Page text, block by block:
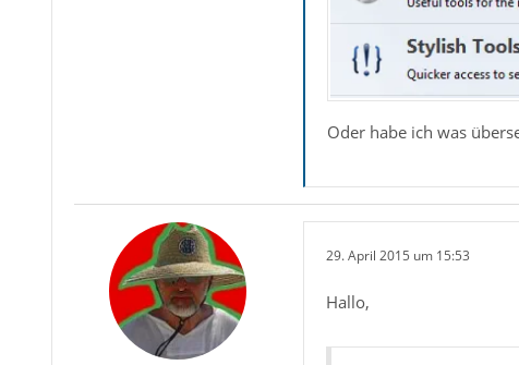
Oder habe ich was
29. April 2015 um 15:53
Hallo,